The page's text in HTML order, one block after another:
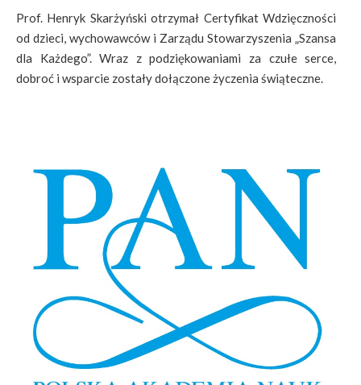
Prof. Henryk Skarżyński otrzymał Certyfikat Wdzięczności
od dzieci, wychowawców i Zarządu Stowarzyszenia „Szansa
dla Każdego”. Wraz z podziękowaniami za czułe serce,
dobroć i wsparcie zostały dołączone życzenia świąteczne.